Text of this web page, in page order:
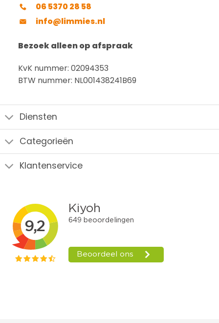
06 5370 28 58
info@limmies.nl
Bezoek alleen op afspraak
KvK nummer: 02094353
BTW nummer: NL001438241B69
Diensten
Categorieën
Klantenservice